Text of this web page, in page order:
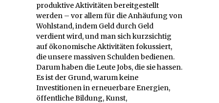
produktive Aktivitäten bereitgestellt
werden – vor allem für die Anhäufung von
Wohlstand, indem Geld durch Geld
verdient wird, und man sich kurzsichtig
auf ökonomische Aktivitäten fokussiert,
die unsere massiven Schulden bedienen.
Darum haben die Leute Jobs, die sie hassen.
Es ist der Grund, warum keine
Investitionen in erneuerbare Energien,
öffentliche Bildung, Kunst,